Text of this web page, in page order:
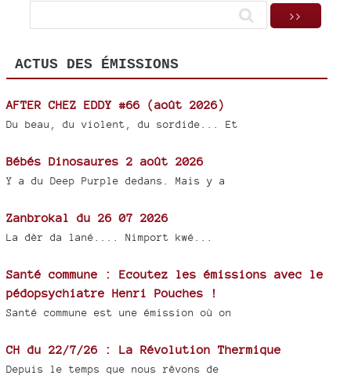
ACTUS DES ÉMISSIONS
AFTER CHEZ EDDY #66 (août 2026)
Du beau, du violent, du sordide... Et
Bébés Dinosaures 2 août 2026
Y a du Deep Purple dedans. Mais y a
Zanbrokal du 26 07 2026
La dèr da lané.... Nimport kwé...
Santé commune : Ecoutez les émissions avec le
pédopsychiatre Henri Pouches !
Santé commune est une émission où on
CH du 22/7/26 : La Révolution Thermique
Depuis le temps que nous rêvons de